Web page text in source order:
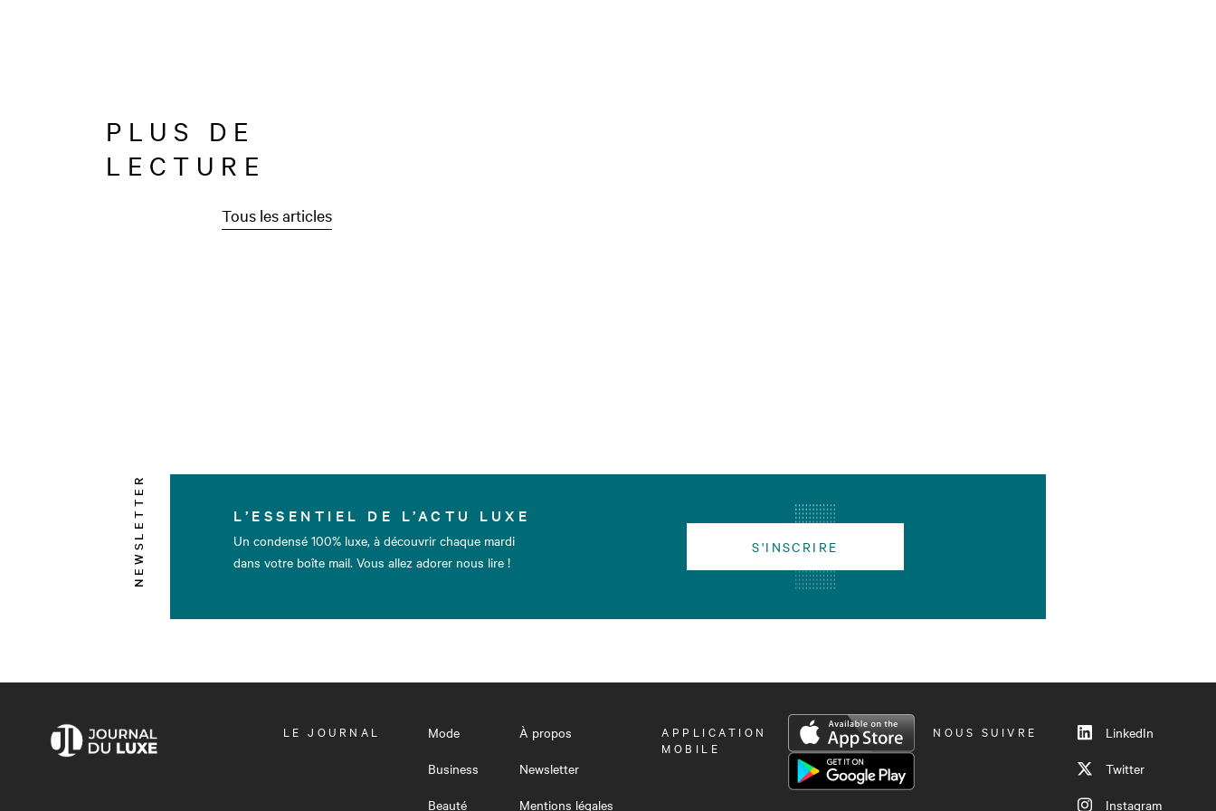
PLUS DE
LECTURE
Tous les articles
NEWSLETTER L’ESSENTIEL DE L’ACTU LUXE
Un condensé 100% luxe, à découvrir chaque mardi
dans votre boîte mail. Vous allez adorer nous lire !
S'INSCRIRE
OUVRIR
LE JOURNAL
Mode
Business
Beauté
À propos
Newsletter
Mentions légales
OUVRIR
LE
APPLICATION
MOBILE
NOUS SUIVRE
LinkedIn
Twitter
Instagram